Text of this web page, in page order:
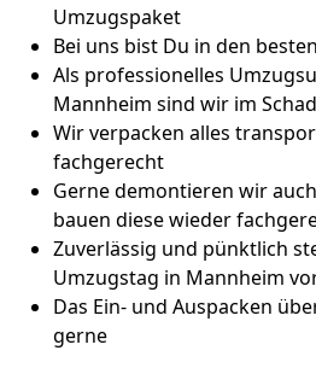
Umzugspaket
Bei uns bist Du in den
Als professionelles
Mannheim sind wir im
Wir verpacken alles
fachgerecht
Gerne demontieren wir
bauen diese wieder
Zuverlässig und pünktlich
Umzugstag in Mannheim
Das Ein- und Auspacken
gerne